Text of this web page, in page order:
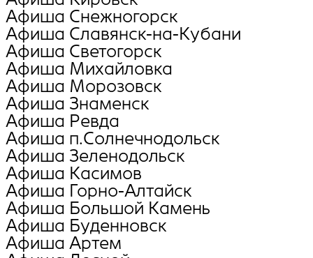
Афиша Снежногорск
Афиша Славянск-на-Кубани
Афиша Светогорск
Афиша Михайловка
Афиша Морозовск
Афиша Знаменск
Афиша Ревда
Афиша п.Солнечнодольск
Афиша Зеленодольск
Афиша Касимов
Афиша Горно-Алтайск
Афиша Большой Камень
Афиша Буденновск
Афиша Артем